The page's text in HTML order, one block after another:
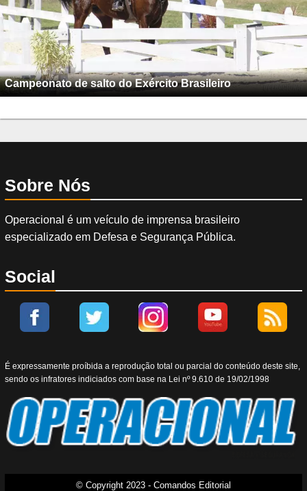
Campeonato de salto do Exército Brasileiro
Sobre Nós
Operacional é um veículo de imprensa brasileiro
especializado em Defesa e Segurança Pública.
Social
É expressamente proíbida a reprodução total ou parcial do conteúdo deste site,
sendo os infratores indiciados com base na Lei nº 9.610 de 19/02/1998
© Copyright 2023 - Comandos Editorial